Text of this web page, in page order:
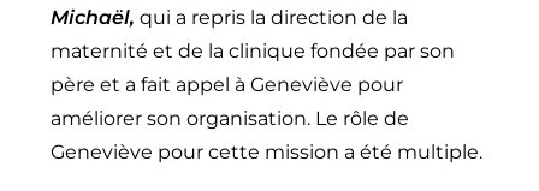
Michaël, qui a repris la direction de la
maternité et de la clinique fondée par son
père et a fait appel à Geneviève pour
améliorer son organisation. Le rôle de
Geneviève pour cette mission a été multiple.